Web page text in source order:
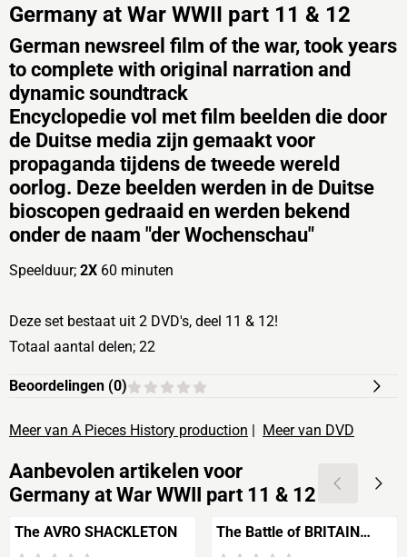
Germany at War WWII part 11 & 12
German newsreel film of the war, took years
to complete with original narration and
dynamic soundtrack
Encyclopedie vol met film beelden die door
de Duitse media zijn gemaakt voor
propaganda tijdens de tweede wereld
oorlog. Deze beelden werden in de Duitse
bioscopen gedraaid en werden bekend
onder de naam "der Wochenschau"
Speelduur; 2X 60 minuten
Deze set bestaat uit 2 DVD's, deel 11 & 12!
Totaal aantal delen; 22
Beoordelingen (0)
Meer van A Pieces History production | Meer van DVD
Aanbevolen artikelen voor
Germany at War WWII part 11 & 12
The AVRO SHACKLETON
The Battle of BRITAIN
'70th Anniversary Edition'